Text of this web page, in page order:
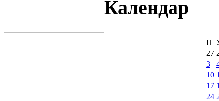
Календар
П
27
3
10
17
24